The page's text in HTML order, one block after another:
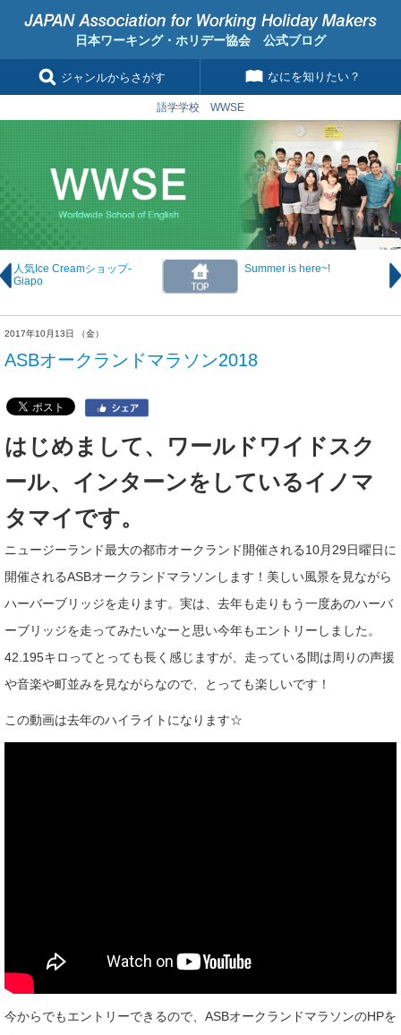
日本ワーキング・ホリデー協会 公式ブログ
ジャンルからさがす なにを知りたい？
語学学校 WWSE
人気Ice Creamショップ-
Giapo
Summer is here~!
2017年10月13日 （金）
ASBオークランドマラソン2018
はじめまして、ワールドワイドスク
ール、インターンをしているイノマ
タマイです。
ニュージーランド最大の都市オークランド開催される10月29日曜日に
開催されるASBオークランドマラソンします！美しい風景を見ながら
ハーバーブリッジを走ります。実は、去年も走りもう一度あのハーバ
ーブリッジを走ってみたいなーと思い今年もエントリーしました。
42.195キロってとっても長く感じますが、走っている間は周りの声援
や音楽や町並みを見ながらなので、とっても楽しいです！
この動画は去年のハイライトになります☆
今からでもエントリーできるので、ASBオークランドマラソンのHPを